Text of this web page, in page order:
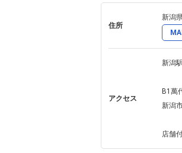
住所
新潟
アクセス
新潟
B1萬
新潟
店舗